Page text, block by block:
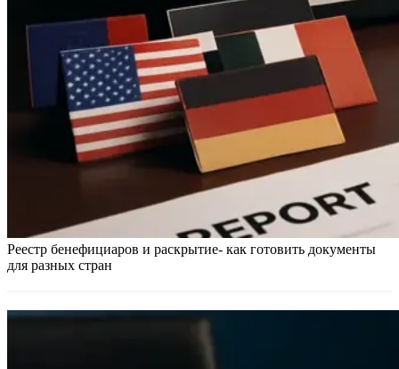
Реестр бенефициаров и раскрытие- как готовить документы
для разных стран